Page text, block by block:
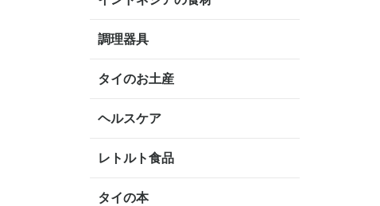
調理器具
タイのお土産
ヘルスケア
レトルト食品
タイの本